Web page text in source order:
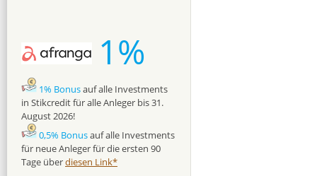
1%
1% Bonusauf alle Investments
in Stikcredit für alle Anleger bis 31.
August 2026!
0,5% Bonusauf alle Investments
für neue Anleger für die ersten 90
Tage überdiesen Link*